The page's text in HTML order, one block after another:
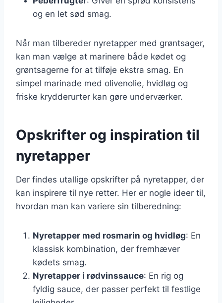
og en let sød smag.
Når man tilbereder nyretapper med grøntsager,
kan man vælge at marinere både kødet og
grøntsagerne for at tilføje ekstra smag. En
simpel marinade med olivenolie, hvidløg og
friske krydderurter kan gøre underværker.
Opskrifter og inspiration til
nyretapper
Der findes utallige opskrifter på nyretapper, der
kan inspirere til nye retter. Her er nogle ideer til,
hvordan man kan variere sin tilberedning:
Nyretapper med rosmarin og hvidløg: En
klassisk kombination, der fremhæver
kødets smag.
Nyretapper i rødvinssauce: En rig og
fyldig sauce, der passer perfekt til festlige